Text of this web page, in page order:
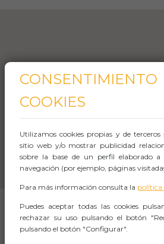
SOBRE EL EVENTO
COOKIES
Utilizamos cookies propias y de
sitio web y/o mostrar publicidad
sobre la base de un perfil elaborado
navegación (por ejemplo, páginas
Para más información consulta la política
Puedes aceptar todas las cookies
rechazar su uso pulsando el botón
pulsando el botón "Configurar".